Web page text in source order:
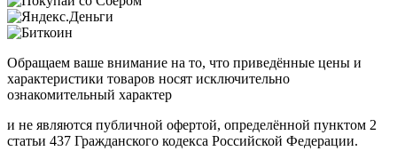
Обращаем ваше внимание на то, что приведённые цены и
характеристики товаров носят исключительно
ознакомительный характер
и не являются публичной офертой, определённой пунктом 2
статьи 437 Гражданского кодекса Российской Федерации.